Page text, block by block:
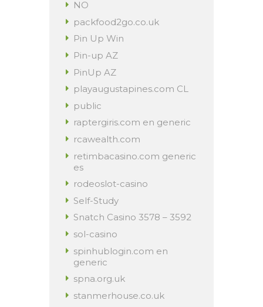
NO
packfood2go.co.uk
Pin Up Win
Pin-up AZ
PinUp AZ
playaugustapines.com CL
public
raptergiris.com en generic
rcawealth.com
retimbacasino.com generic
es
rodeoslot-casino
Self-Study
Snatch Casino 3578 – 3592
sol-casino
spinhublogin.com en
generic
spna.org.uk
stanmerhouse.co.uk